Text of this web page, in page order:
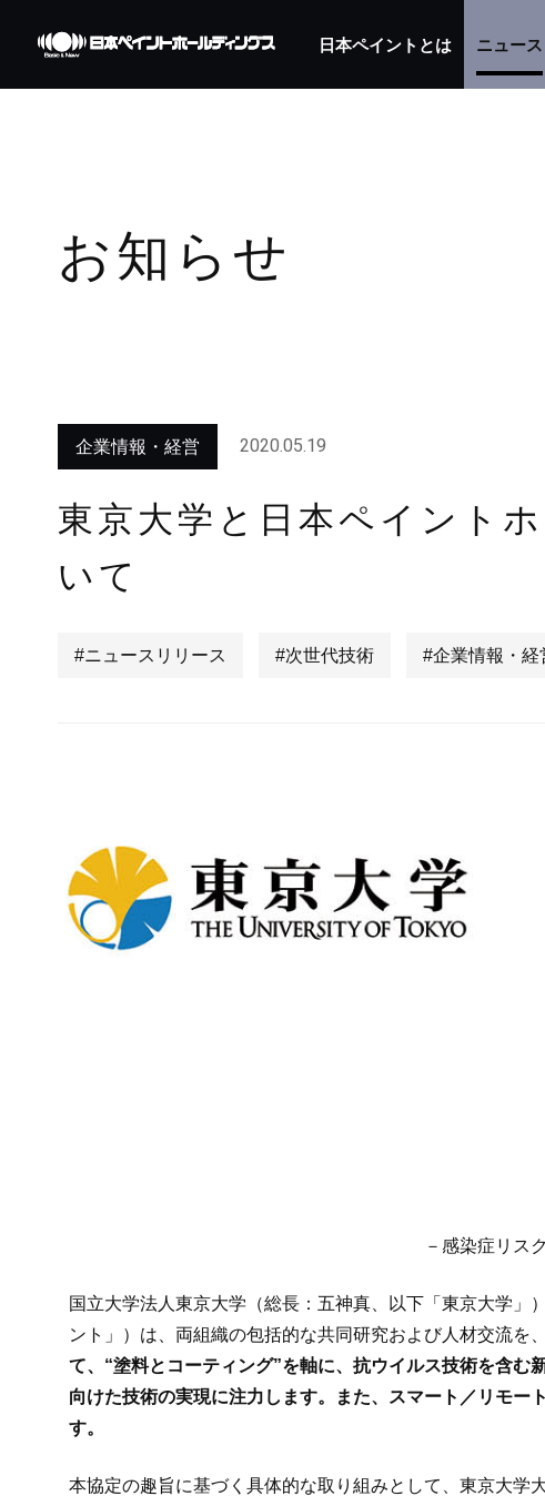
日本ペイントとは ニュース
お知らせ
企業情報・経営 2020.05.19
東京大学と日本ペイント
いて
#ニュースリリース #次世代技術 #企業情報・経
－感染症リス
国立大学法人東京大学（総長：五神真、以下「東京大学
ント」）は、両組織の包括的な共同研究および人材交流を
て、“塗料とコーティング”を軸に、抗ウイルス技術を含
向けた技術の実現に注力します。また、スマート／リモー
す。
本協定の趣旨に基づく具体的な取り組みとして、東京大学